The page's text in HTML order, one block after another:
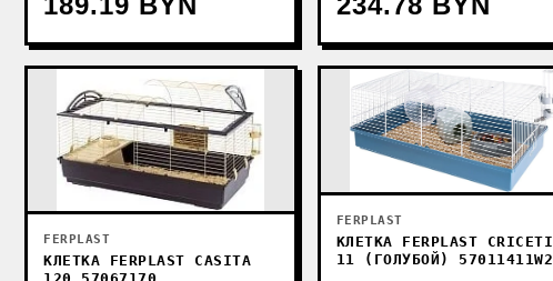
FERPLAST
КЛЕТКА FERPLAST CASITA
FERPLAST
КЛЕТКА FERPLAST CRICETI
11 (ГОЛУБОЙ) 57011411W2